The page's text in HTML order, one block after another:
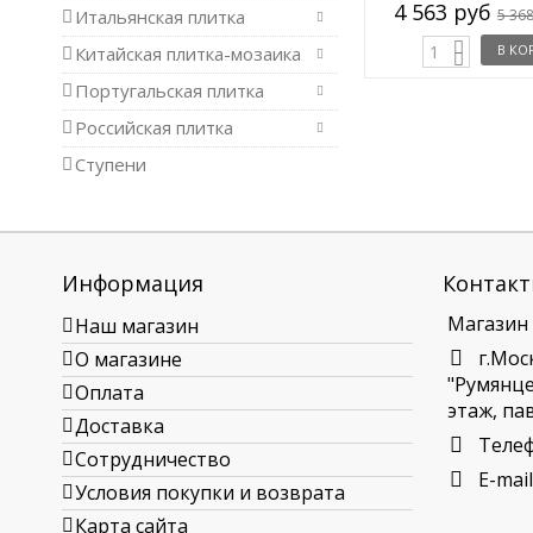
3 722 руб4 378 руб / кв.м.
В КОРЗИНУ
4 563 руб 5
В
Итальянская плитка
Китайская плитка-мозаика
Португальская плитка
Российская плитка
Ступени
Информация
Наш магазин
О магазине
Оплата
Доставка
Сотрудничество
Условия покупки и возврата
Карта сайта
этаж,
E-